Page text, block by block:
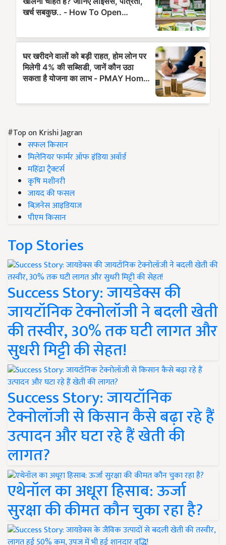
#Top on Krishi Jagran
सफल किसान
मिलेनियर फार्मर ऑफ इंडिया अवॉर्ड
महिंद्रा ट्रैक्टर्स
कृषि मशीनरी
जायद की फसल
बिज़नेस आइडियाज
पीएम किसान
Top Stories
Success Story: जायडेक्स की
जायटॉनिक टेक्नोलॉजी ने बदली खेती
की तस्वीर, 30% तक घटी लागत और
सुधरी मिट्टी की सेहत!
Success Story: जायटॉनिक
टेक्नोलॉजी से किसान कैसे बढ़ा रहे हैं
उत्पादन और घटा रहे हैं खेती की
लागत?
एथेनॉल का अधूरा हिसाब: ऊर्जा
सुरक्षा की कीमत कौन चुका रहा है?